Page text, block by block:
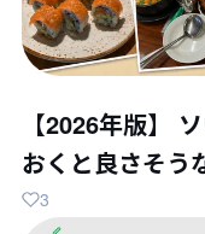
【2026年版】
おくと良さそう
3